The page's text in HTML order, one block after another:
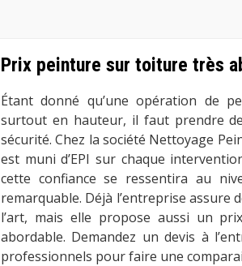
Prix peinture sur toiture très
Étant donné qu’une opération de
surtout en hauteur, il faut prendre
sécurité. Chez la société Nettoyage
est muni d’EPI sur chaque
cette confiance se ressentira au
remarquable. Déjà l’entreprise assure
l’art, mais elle propose aussi un
abordable. Demandez un devis à
professionnels pour faire une